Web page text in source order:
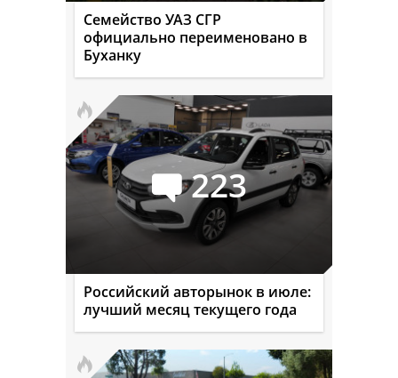
Семейство УАЗ СГР
официально переименовано в
Буханку
223
Российский авторынок в июле:
лучший месяц текущего года